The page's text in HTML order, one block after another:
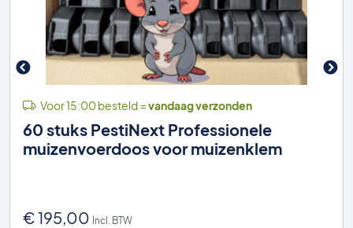
Voor 15:00 besteld =vandaag verzonden
60 stuks PestiNext Professionele
muizenvoerdoos voor muizenklem
€195,00 Incl. BTW